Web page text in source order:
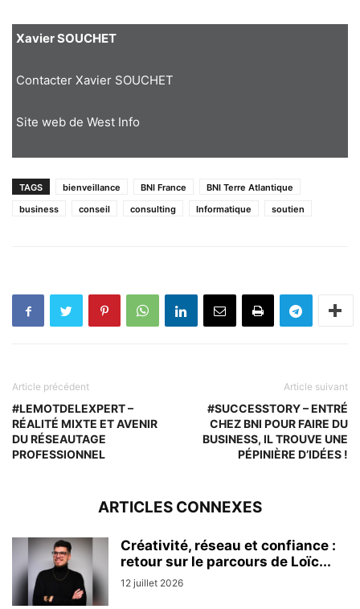
Xavier SOUCHET
Contacter Xavier SOUCHET
Site web de West Info
TAGS bienveillance BNI France
BNI Terre Atlantique
business
conseil consulting Informatique soutien
Article précédent
#LEMOTDELEXPERT –
RÉALITÉ MIXTE ET AVENIR
DU RÉSEAUTAGE
PROFESSIONNEL
Article suivant
#SUCCESSTORY – ENTRÉ
CHEZ BNI POUR FAIRE DU
BUSINESS, IL TROUVE UNE
PÉPINIÈRE D’IDÉES !
ARTICLES CONNEXES
Créativité, réseau et confiance :
retour sur le parcours de Loïc...
12 juillet 2026